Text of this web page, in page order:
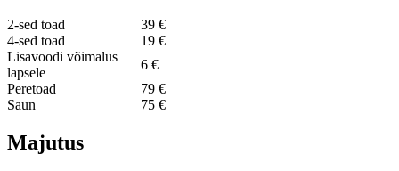
2-sed toad
39 €
4-sed toad
19 €
Lisavoodi võimalus
lapsele
6 €
Peretoad
79 €
Saun
75 €
Majutus